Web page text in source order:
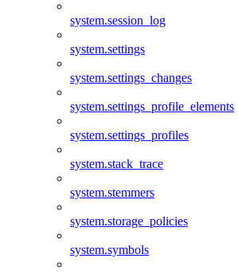
system.session_log
system.settings
system.settings_changes
system.settings_profile_elements
system.settings_profiles
system.stack_trace
system.stemmers
system.storage_policies
system.symbols